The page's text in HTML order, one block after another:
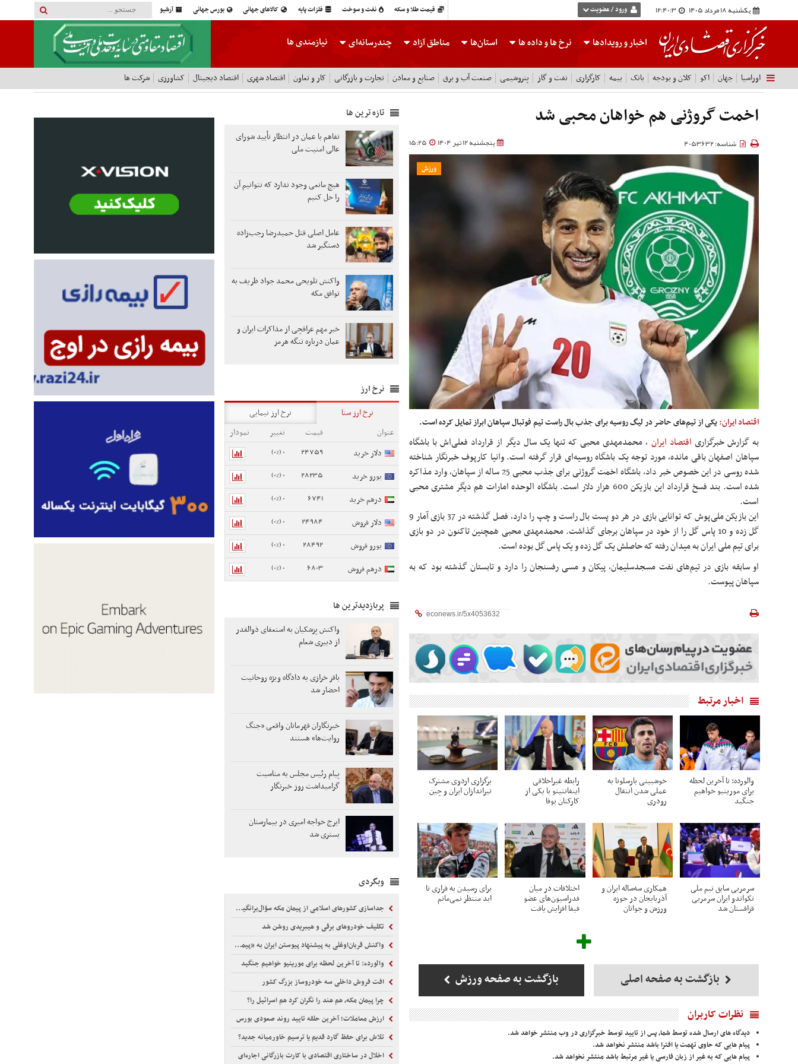
قیمت طلا و سکه نفت و سوخت فلزات پایه کالاهای جهانی بورس جهانی آرشیو یکشنبه 18 مرداد 1405 12:40:4 ورود / عضویت
اخبار و رویدادها نرخ هاو داده ها استان‌ها مناطق آزاد چندرسانه‌ای نیازمندی ها
اوراسیا جهان اکو کلان و بودجه بانک بیمه کارگزاری نفت و گاز پتروشیمی صنعت آب و برق صنایع و معادن تجارت و بازرگانی کار و تعاون اقتصاد شهری اقتصاد دیجیتال کشاورزی شرکت ها
اخمت گروژنی هم خواهان محبی شد
پنجشنبه 12 تیر 1404 15:25 شناسه: 4053632
ورزش
اقتصاد ایران:یکی از تیم‌های حاضر در لیگ روسیه برای جذب بال راست تیم فوتبال سپاهان ابراز تمایل کرده است.
به گزارش خبرگزاری اقتصاد ایران ، محمدمهدی محبی که تنها یک سال دیگر از قرارداد فعلی‌اش با باشگاه
سپاهان اصفهان باقی مانده، مورد توجه یک باشگاه روسیه‌ای قرار گرفته است. وانیا کارپوف خبرنگار شناخته
شده روسی در این خصوص خبر داد، باشگاه اخمت گروژنی برای جذب محبی 25 ساله از سپاهان، وارد مذاکره
شده است. بند فسخ قرارداد این بازیکن 600 هزار دلار است. باشگاه الوحده امارات هم دیگر مشتری محبی
است.
این بازیکن ملی‌پوش که توانایی بازی در هر دو پست بال راست و چپ را دارد، فصل گذشته در 37 بازی آمار 9
گل زده و 10 پاس گل را از خود در سپاهان برجای گذاشت. محمدمهدی محبی همچنین تاکنون در دو بازی
برای تیم ملی ایران به میدان رفته که حاصلش یک گل زده و یک پاس گل بوده است.
او سابقه بازی در تیم‌های نفت مسجدسلیمان، پیکان و مسی رفسنجان را دارد و تابستان گذشته بود که به
سپاهان پیوست.
اخبار مرتبط
والورده: تا آخرین لحظه
برای مورینیو خواهیم
جنگید
خوشبینی بارسلونا به
عملی شدن انتقال
رودری
رابطه غیراخلاقی
اینفانتینو با یکی از
کارکنان یوفا
برگزاری اردوی مشترک
تیراندازان ایران و چین
سرمربی سابق تیم ملی
تکواندو ایران سرمربی
قزاقستان شد
همکاری سه‌ساله ایران و
آذربایجان در حوزه
ورزش و جوانان
اختلافات در میان
فدراسیون‌های عضو
فیفا افزایش یافت
برای رسیدن به فراری تا
ابد منتظر نمی‌مانم
بازگشت به صفحه اصلی بازگشت به صفحه ورزش
نظرات کاربران
دیدگاه های ارسال شده توسط شما، پس از تایید توسط خبرگزاری در وب منتشر خواهد شد.
پیام هایی که حاوی تهمت یا افترا باشد منتشر نخواهد شد.
پیام هایی که به غیر از زبان فارسی یا غیر مرتبط باشد منتشر نخواهد شد.
تازه ترین ها
تفاهم با عمان در انتظار تأیید شورای
عالی امنیت ملی
هیچ مانعی وجود ندارد که نتوانیم آن
را حل کنیم
عامل اصلی قتل حمیدرضا رجب‌زاده
دستگیر شد
واکنش تلویحی محمد جواد ظریف به
توافق مکه
خبر مهم عراقچی از مذاکرات ایران و
عمان درباره تنگه هرمز
نرخ ارز
نرخ ارز سنا
نرخ ارز نیمایی
عنوان
قیمت تغییر
نمودار
دلار خرید
24759
0 (0%)
یورو خرید 28235
0 (0%)
درهم خرید 6741
0 (0%)
دلار فروش 24984
0 (0%)
یورو فروش 28492
0 (0%)
درهم فروش 6803
0 (0%)
پربازدیدترین ها
واکنش پزشکیان به استعفای ذوالقدر
از دبیری شعام
باقر خرازی به دادگاه ویژه روحانیت
احضار شد
خبرنگاران قهرمانان واقعی «جنگ
روایت‌ها» هستند
پیام رئیس مجلس به مناسبت
گرامیداشت روز خبرنگار
ایرج خواجه امیری در بیمارستان
بستری شد
وبگردی
جداسازی کشورهای اسلامی از پیمان مکه سؤال‌برانگیز است
تکلیف خودروهای برقی و هیبریدی روشن شد
واکنش قربان‌اوغلی به پیشنهاد پیوستن ایران به «پیمان مکه»
والورده: تا آخرین لحظه برای مورینیو خواهیم جنگید
افت فروش داخلی سه خودروساز بزرگ کشور
چرا پیمان مکه، هم هند را نگران کرد هم اسرائیل را؟
ارزش معاملات؛ آخرین حلقه تایید روند صعودی بورس
تلاش برای حفظ گارد قدیم یا ترسیم خاورمیانه جدید؟
اخلال در ساختاری اقتصادی با کارت‌ بازرگانی اجاره‌ای